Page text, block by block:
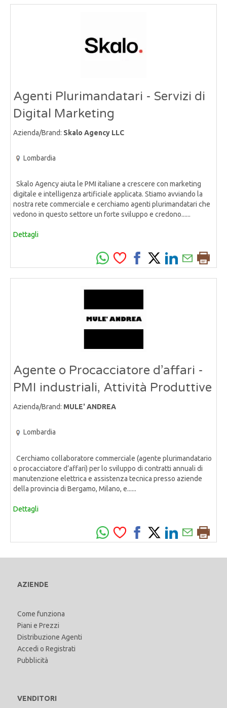
Agenti Plurimandatari - Servizi di
Digital Marketing
Azienda/Brand: Skalo Agency LLC
Lombardia
Skalo Agency aiuta le PMI italiane a crescere con marketing
digitale e intelligenza artificiale applicata. Stiamo avviando la
nostra rete commerciale e cerchiamo agenti plurimandatari che
vedono in questo settore un forte sviluppo e credono......
Dettagli
Agente o Procacciatore d’affari -
PMI industriali, Attività Produttive
Azienda/Brand: MULE' ANDREA
Lombardia
Cerchiamo collaboratore commerciale (agente plurimandatario
o procacciatore d’affari) per lo sviluppo di contratti annuali di
manutenzione elettrica e assistenza tecnica presso aziende
della provincia di Bergamo, Milano, e......
Dettagli
AZIENDE
Come funziona
Piani e Prezzi
Distribuzione Agenti
Accedi o Registrati
Pubblicità
VENDITORI